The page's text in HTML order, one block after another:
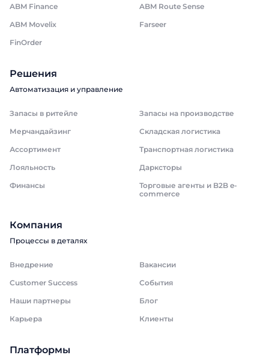
ABM Finance
ABM Route Sense
ABM Movelix
Farseer
FinOrder
Решения
Автоматизация и управление
Запасы в ритейле
Запасы на производстве
Мерчандайзинг
Складская логистика
Ассортимент
Транспортная логистика
Лояльность
Дарксторы
Финансы
Торговые агенты и B2B e-
commerce
Компания
Процессы в деталях
Внедрение
Вакансии
Customer Success
События
Наши партнеры
Блог
Карьера
Клиенты
Платформы